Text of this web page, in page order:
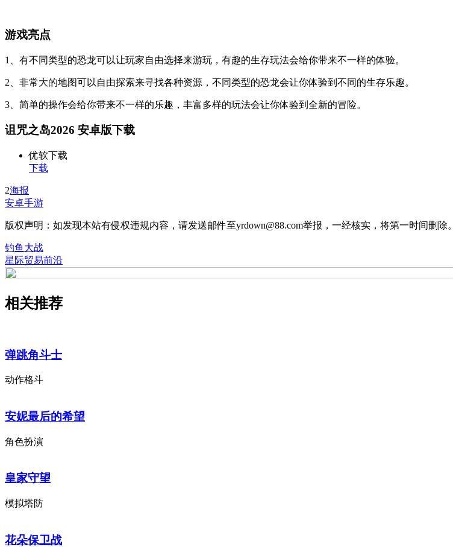
游戏亮点
1、有不同类型的恐龙可以让玩家自由选择来游玩，有趣的生存玩法会给你带来不一样的体验。
2、非常大的地图可以自由探索来寻找各种资源，不同类型的恐龙会让你体验到不同的生存乐趣。
3、简单的操作会给你带来不一样的乐趣，丰富多样的玩法会让你体验到全新的冒险。
诅咒之岛2026 安卓版下载
优软下载
下载
2海报
安卓手游
版权声明：如发现本站有侵权违规内容，请发送邮件至yrdown@88.com举报，一经核实，将第一时间删除。
钓鱼大战
星际贸易前沿
相关推荐
弹跳角斗士
动作格斗
安妮最后的希望
角色扮演
皇家守望
模拟塔防
花朵保卫战